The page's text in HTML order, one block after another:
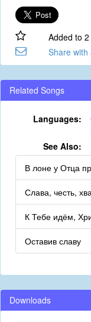
Added to
Share with
Related Songs
Languages:
See Also:
В лоне у Отца
Слава, честь,
К Тебе идём,
Оставив славу
Downloads